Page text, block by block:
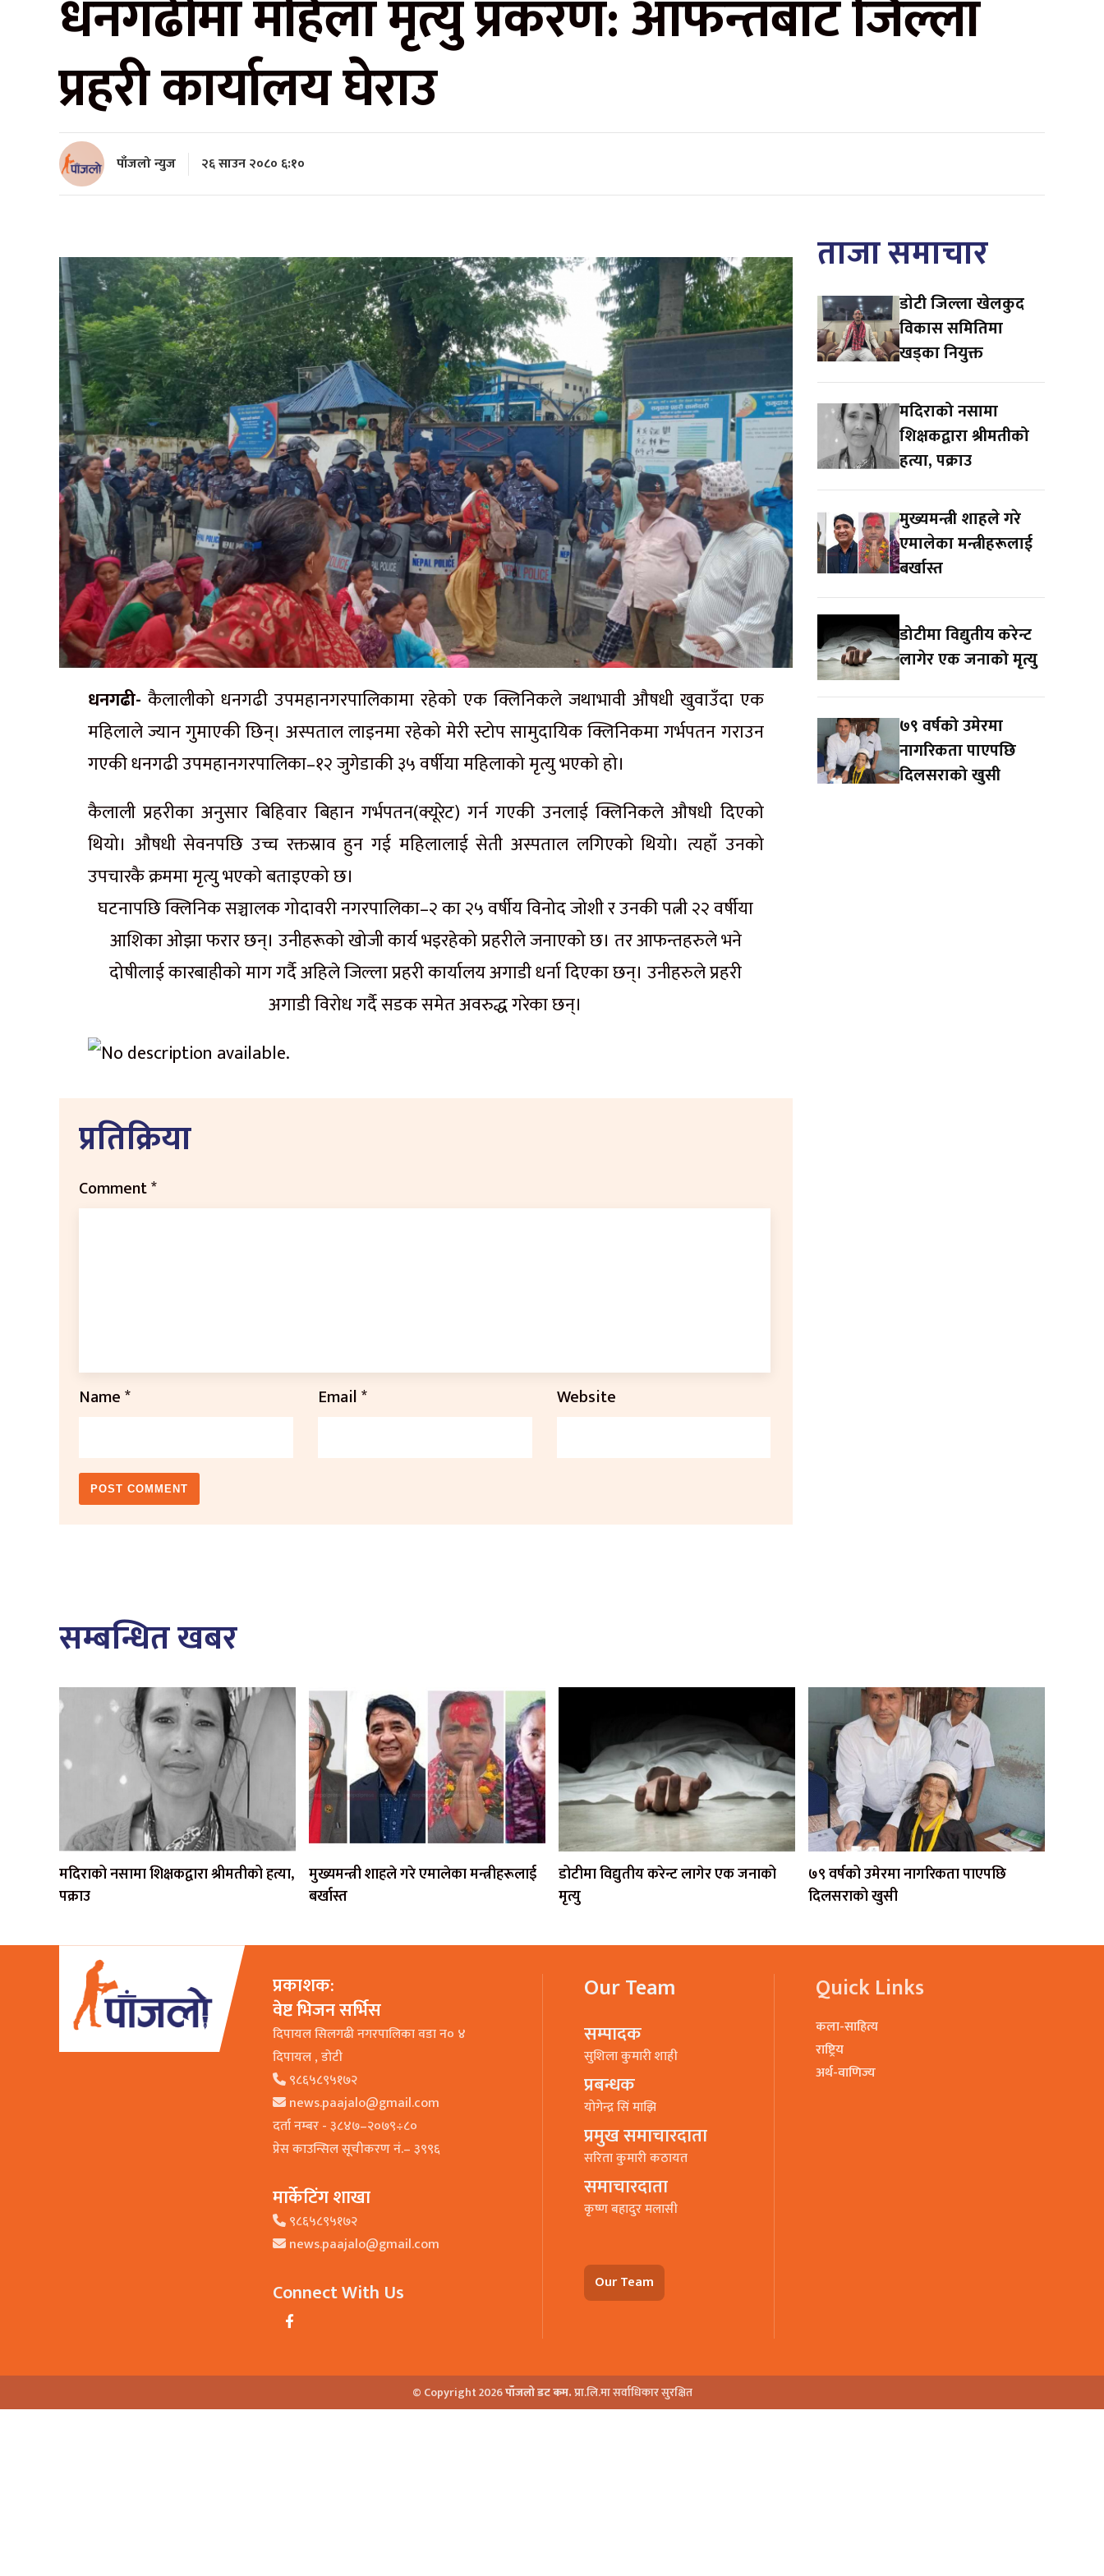
धनगढीमा महिला मृत्यु प्रकरण: आफन्तबाट जिल्ला
प्रहरी कार्यालय घेराउ
पाँजलो न्युज २६ साउन २०८० ६:१०
धनगढी- कैलालीको धनगढी उपमहानगरपालिकामा रहेको एक क्लिनिकले जथाभावी औषधी खुवाउँदा एक
महिलाले ज्यान गुमाएकी छिन्। अस्पताल लाइनमा रहेको मेरी स्टोप सामुदायिक क्लिनिकमा गर्भपतन गराउन
गएकी धनगढी उपमहानगरपालिका–१२ जुगेडाकी ३५ वर्षीया महिलाको मृत्यु भएको हो।
कैलाली प्रहरीका अनुसार बिहिवार बिहान गर्भपतन(क्यूरेट) गर्न गएकी उनलाई क्लिनिकले औषधी दिएको
थियो। औषधी सेवनपछि उच्च रक्तस्राव हुन गई महिलालाई सेती अस्पताल लगिएको थियो। त्यहाँ उनको
उपचारकै क्रममा मृत्यु भएको बताइएको छ।
घटनापछि क्लिनिक सञ्चालक गोदावरी नगरपालिका–२ का २५ वर्षीय विनोद जोशी र उनकी पत्नी २२ वर्षीया
आशिका ओझा फरार छन्। उनीहरूको खोजी कार्य भइरहेको प्रहरीले जनाएको छ। तर आफन्तहरुले भने
दोषीलाई कारबाहीको माग गर्दै अहिले जिल्ला प्रहरी कार्यालय अगाडी धर्ना दिएका छन्। उनीहरुले प्रहरी
अगाडी विरोध गर्दै सडक समेत अवरुद्ध गरेका छन्।
प्रतिक्रिया
Comment*
Name* Email* Website
ताजा समाचार
डाेटी जिल्ला खेलकुद
विकास समितिमा
खड्का नियुक्त
मदिराको नसामा
शिक्षकद्वारा श्रीमतीको
हत्या, पक्राउ
मुख्यमन्त्री शाहले गरे
एमालेका मन्त्रीहरूलाई
बर्खास्त
डोटीमा विद्युतीय करेन्ट
लागेर एक जनाको मृत्यु
७९ वर्षको उमेरमा
नागरिकता पाएपछि
दिलसराको खुसी
सम्बन्धित खबर
मदिराको नसामा शिक्षकद्वारा श्रीमतीको हत्या,
पक्राउ
मुख्यमन्त्री शाहले गरे एमालेका मन्त्रीहरूलाई
बर्खास्त
डोटीमा विद्युतीय करेन्ट लागेर एक जनाको
मृत्यु
७९ वर्षको उमेरमा नागरिकता पाएपछि
दिलसराको खुसी
प्रकाशक:
वेष्ट भिजन सर्भिस
दिपायल सिलगढी नगरपालिका वडा न० ४
दिपायल , डाेटी
९८६५८९५१७२
news.paajalo@gmail.com
दर्ता नम्बर - ३८४७–२०७९÷८०
प्रेस काउन्सिल सूचीकरण नं.– ३९९६
मार्केटिंग शाखा
९८६५८९५१७२
news.paajalo@gmail.com
Connect With Us
Our Team
सम्पादक
सुशिला कुमारी शाही
प्रबन्धक
याेगेन्द्र सिं माझि
प्रमुख समाचारदाता
सरिता कुमारी कठायत
समाचारदाता
कृष्ण बहादुर मलासी
Our Team
Quick Links
कला-साहित्य
राष्ट्रिय
अर्थ-वाणिज्य
© Copyright 2026पाँजलो डट कम.प्रा.लि.मा सर्वाधिकार सुरक्षित